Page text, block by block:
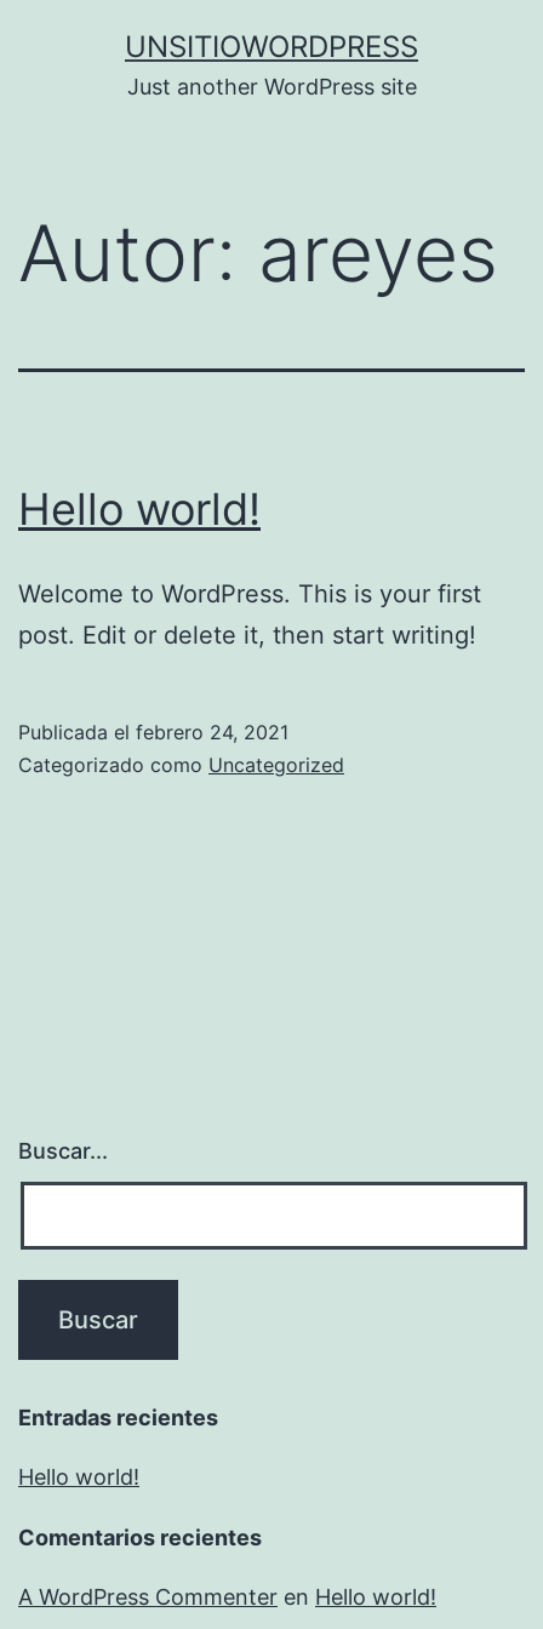
UNSITIOWORDPRESS
Just another WordPress site
Autor: areyes
Hello world!
Welcome to WordPress. This is your first
post. Edit or delete it, then start writing!
Publicada el febrero 24, 2021
Categorizado como Uncategorized
Buscar...
Entradas recientes
Hello world!
Comentarios recientes
A WordPress Commenter en Hello world!